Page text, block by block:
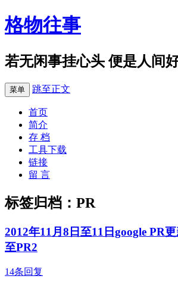
格物往事
若无闲事挂心头 便是人间
菜单 跳至正文
首页
简介
存 档
工具下载
链接
留 言
标签归档： PR
2012年11月8日至11日google PR
至PR2
14条回复